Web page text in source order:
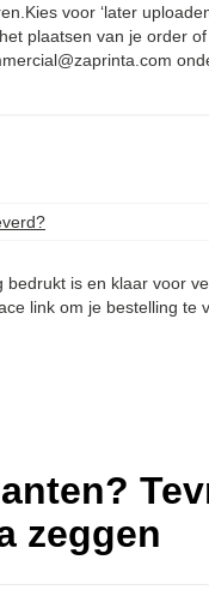
voor ‘later
plaatsen van je order
bedrukt is en klaar voor
link om je bestelling te
zeggen